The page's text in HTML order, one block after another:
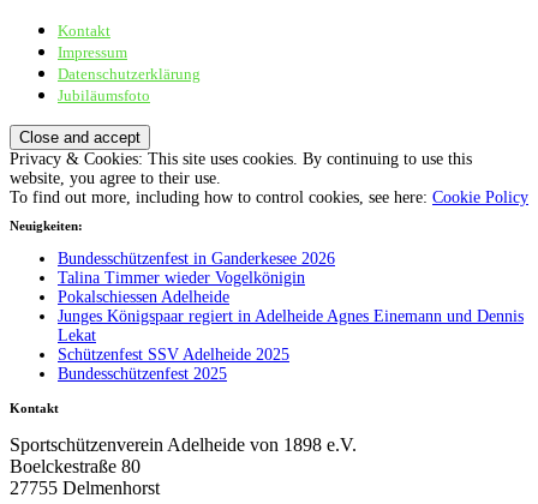
Sportschützenverein Adelheide von 1898 e.V.
Kontakt
Impressum
Datenschutzerklärung
Jubiläumsfoto
Privacy & Cookies: This site uses cookies. By continuing to use this
website, you agree to their use.
To find out more, including how to control cookies, see here: Cookie Policy
Neuigkeiten:
Bundesschützenfest in Ganderkesee 2026
Talina Timmer wieder Vogelkönigin
Pokalschiessen Adelheide
Junges Königspaar regiert in Adelheide Agnes Einemann und Dennis
Lekat
Schützenfest SSV Adelheide 2025
Bundesschützenfest 2025
Kontakt
Sportschützenverein Adelheide von 1898 e.V.
Boelckestraße 80
27755 Delmenhorst